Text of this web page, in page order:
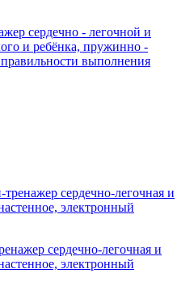
сердечно - легочной и
и ребёнка, пружинно -
выполнения
сердечно-легочная и
электронный